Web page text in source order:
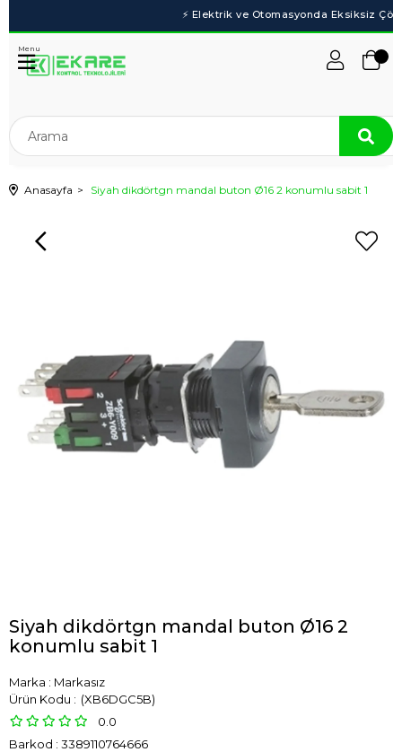
Menu
Anasayfa Siyah dikdörtgn mandal buton Ø16 2 konumlu sabit 1
Siyah dikdörtgn mandal buton Ø16 2
konumlu sabit 1
Marka : Markasız
(XB6DGC5B)
0.0
Barkod : 3389110764666